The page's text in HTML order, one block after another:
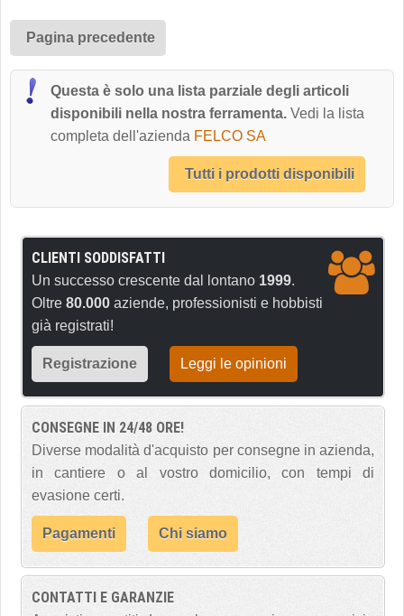
Pagina precedente
Questa è solo una lista parziale degli articoli
disponibili nella nostra ferramenta. Vedi la lista
completa dell'azienda FELCO SA
Tutti i prodotti disponibili
CLIENTI SODDISFATTI
Un successo crescente dal lontano 1999.
Oltre 80.000 aziende, professionisti e hobbisti
già registrati!
Registrazione Leggi le opinioni
CONSEGNE IN 24/48 ORE!
Diverse modalità d'acquisto per consegne in azienda,
in cantiere o al vostro domicilio, con tempi di
evasione certi.
Pagamenti Chi siamo
CONTATTI E GARANZIE